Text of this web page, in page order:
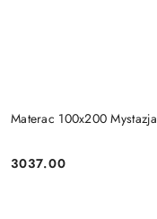
Materac 100x200 Mystazja
Cena:
3037.00